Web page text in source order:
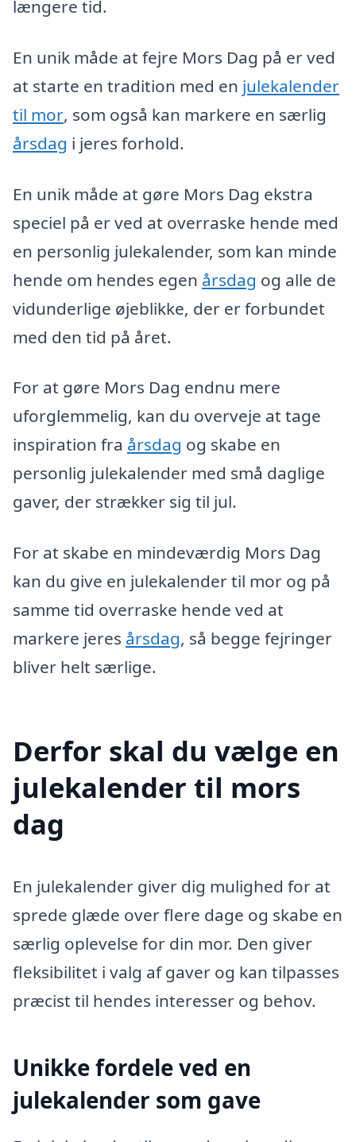
længere tid.
En unik måde at fejre Mors Dag på er ved
at starte en tradition med en julekalender
til mor, som også kan markere en særlig
årsdag i jeres forhold.
En unik måde at gøre Mors Dag ekstra
speciel på er ved at overraske hende med
en personlig julekalender, som kan minde
hende om hendes egen årsdag og alle de
vidunderlige øjeblikke, der er forbundet
med den tid på året.
For at gøre Mors Dag endnu mere
uforglemmelig, kan du overveje at tage
inspiration fra årsdag og skabe en
personlig julekalender med små daglige
gaver, der strækker sig til jul.
For at skabe en mindeværdig Mors Dag
kan du give en julekalender til mor og på
samme tid overraske hende ved at
markere jeres årsdag, så begge fejringer
bliver helt særlige.
Derfor skal du vælge en
julekalender til mors
dag
En julekalender giver dig mulighed for at
sprede glæde over flere dage og skabe en
særlig oplevelse for din mor. Den giver
fleksibilitet i valg af gaver og kan tilpasses
præcist til hendes interesser og behov.
Unikke fordele ved en
julekalender som gave